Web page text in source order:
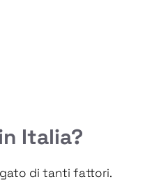
Italia?
di tanti fattori.